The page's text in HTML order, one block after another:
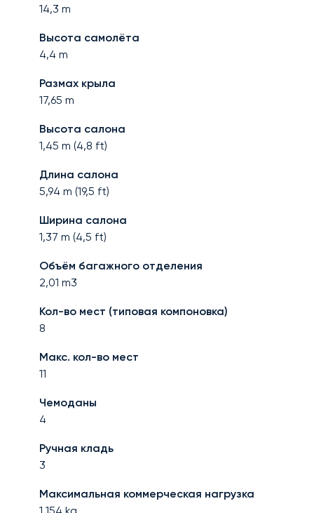
14,3 m
Высота самолёта
4,4 m
Размах крыла
17,65 m
Высота салона
1,45 m (4,8 ft)
Длина салона
5,94 m (19,5 ft)
Ширина салона
1,37 m (4,5 ft)
Объём багажного отделения
2,01 m3
Кол-во мест (типовая компоновка)
8
Макс. кол-во мест
11
Чемоданы
4
Ручная кладь
3
Максимальная коммерческая нагрузка